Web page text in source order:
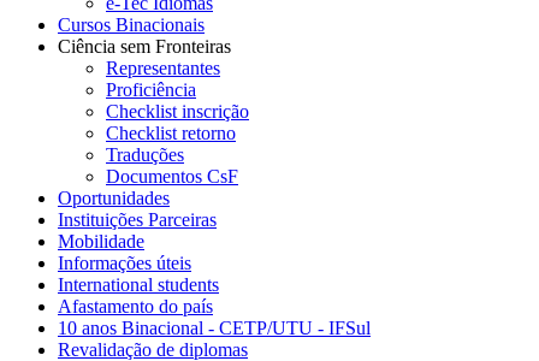
Cursos Binacionais
Ciência sem Fronteiras
Representantes
Proficiência
Checklist inscrição
Checklist retorno
Traduções
Documentos CsF
Oportunidades
Instituições Parceiras
Mobilidade
Informações úteis
International students
Afastamento do país
10 anos Binacional - CETP/UTU - IFSul
Revalidação de diplomas